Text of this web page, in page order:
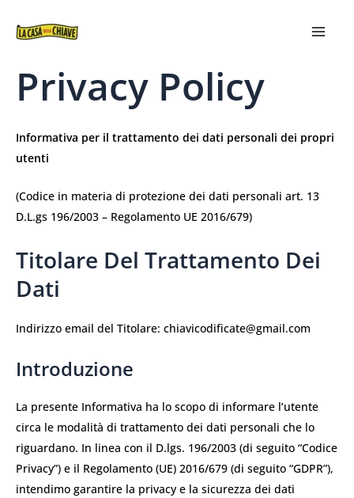
Privacy Policy
Informativa per il trattamento dei dati personali dei propri
utenti
(Codice in materia di protezione dei dati personali art. 13
D.L.gs 196/2003 – Regolamento UE 2016/679)
Titolare Del Trattamento Dei
Dati
Indirizzo email del Titolare: chiavicodificate@gmail.com
Introduzione
La presente Informativa ha lo scopo di informare l’utente
circa le modalità di trattamento dei dati personali che lo
riguardano. In linea con il D.lgs. 196/2003 (di seguito “Codice
Privacy”) e il Regolamento (UE) 2016/679 (di seguito “GDPR”),
intendimo garantire la privacy e la sicurezza dei dati